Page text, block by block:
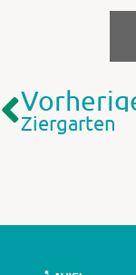
Ziergarten